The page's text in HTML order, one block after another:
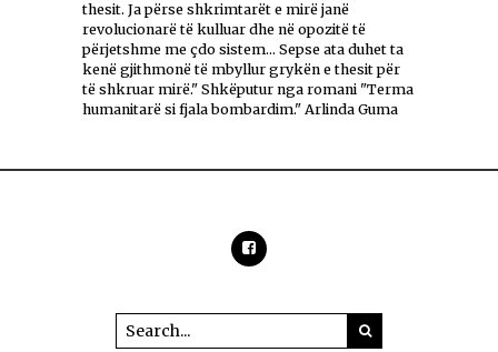
thesit. Ja përse shkrimtarët e mirë janë
revolucionarë të kulluar dhe në opozitë të
përjetshme me çdo sistem... Sepse ata duhet ta
kenë gjithmonë të mbyllur grykën e thesit për
të shkruar mirë." Shkëputur nga romani "Terma
humanitarë si fjala bombardim." Arlinda Guma